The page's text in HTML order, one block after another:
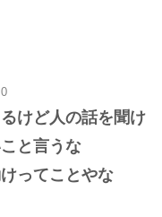
けど人の話を聞け
と言うな
ってことやな